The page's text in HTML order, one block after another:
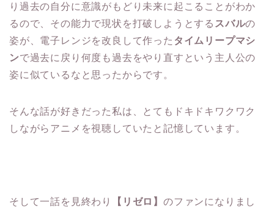
り過去の自分に意識がもどり未来に起こることがわか
るので、その能力で現状を打破しようとする スバルの
姿が、電子レンジを改良して作った タイムリープマシ
ンで過去に戻り何度も過去をやり直すという主人公の
姿に似ているなと思ったからです。
そんな話が好きだった私は、とてもドキドキワクワク
しながらアニメを視聴していたと記憶しています。
そして一話を見終わり 【リゼロ】 のファンになりまし